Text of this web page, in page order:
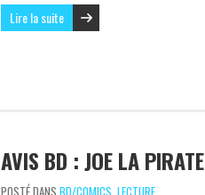
Lire la suite
AVIS BD : JOE LA PIRATE
POSTÉ DANS BD/COMICS, LECTURE